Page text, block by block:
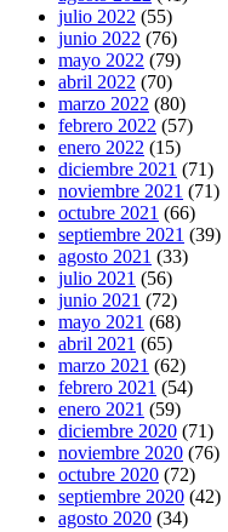
julio 2022 (55)
junio 2022 (76)
mayo 2022 (79)
abril 2022 (70)
marzo 2022 (80)
febrero 2022 (57)
enero 2022 (15)
diciembre 2021 (71)
noviembre 2021 (71)
octubre 2021 (66)
septiembre 2021 (39)
agosto 2021 (33)
julio 2021 (56)
junio 2021 (72)
mayo 2021 (68)
abril 2021 (65)
marzo 2021 (62)
febrero 2021 (54)
enero 2021 (59)
diciembre 2020 (71)
noviembre 2020 (76)
octubre 2020 (72)
septiembre 2020 (42)
agosto 2020 (34)